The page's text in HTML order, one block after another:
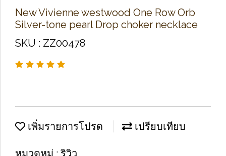
New Vivienne westwood One Row Orb
Silver-tone pearl Drop choker necklace
SKU : ZZ00478
เพิ่มรายการโปรด เปรียบเทียบ
หมวดหมู่ : ริวิว